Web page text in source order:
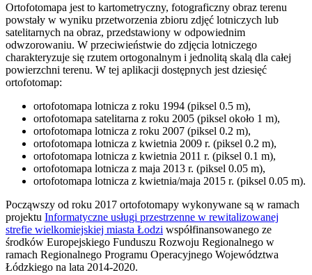
Ortofotomapa jest to kartometryczny, fotograficzny obraz terenu
powstały w wyniku przetworzenia zbioru zdjęć lotniczych lub
satelitarnych na obraz, przedstawiony w odpowiednim
odwzorowaniu. W przeciwieństwie do zdjęcia lotniczego
charakteryzuje się rzutem ortogonalnym i jednolitą skalą dla całej
powierzchni terenu. W tej aplikacji dostępnych jest dziesięć
ortofotomap:
ortofotomapa lotnicza z roku 1994 (piksel 0.5 m),
ortofotomapa satelitarna z roku 2005 (piksel około 1 m),
ortofotomapa lotnicza z roku 2007 (piksel 0.2 m),
ortofotomapa lotnicza z kwietnia 2009 r. (piksel 0.2 m),
ortofotomapa lotnicza z kwietnia 2011 r. (piksel 0.1 m),
ortofotomapa lotnicza z maja 2013 r. (piksel 0.05 m),
ortofotomapa lotnicza z kwietnia/maja 2015 r. (piksel 0.05 m).
Począwszy od roku 2017 ortofotomapy wykonywane są w ramach
projektu Informatyczne usługi przestrzenne w rewitalizowanej
strefie wielkomiejskiej miasta Łodzi współfinansowanego ze
środków Europejskiego Funduszu Rozwoju Regionalnego w
ramach Regionalnego Programu Operacyjnego Województwa
Łódzkiego na lata 2014-2020.